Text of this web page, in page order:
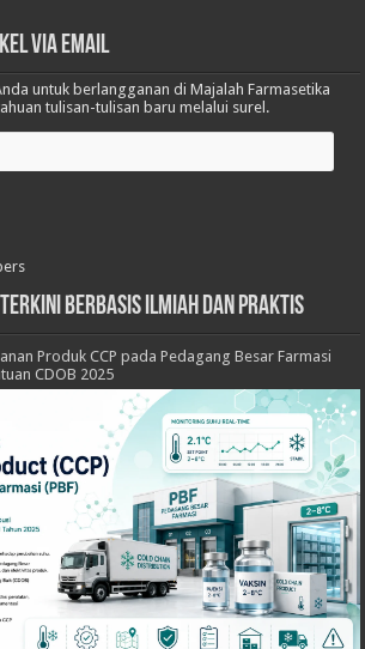
via Email
untuk berlangganan di Majalah Farmasetika
tulisan-tulisan baru melalui surel.
Berbasis Ilmiah dan Praktis
Produk CCP pada Pedagang Besar Farmasi
CDOB 2025